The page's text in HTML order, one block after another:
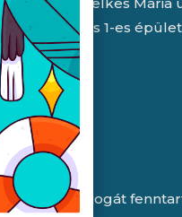
HelloParks 1-es épület
változtatás jogát